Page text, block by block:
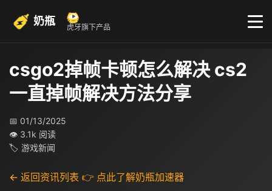
奶瓶 虎牙旗下产品
csgo2掉帧卡顿怎么解决 cs2
一直掉帧解决方法分享
📅 01/13/2025
👁 3.1k 阅读
🏷 游戏新闻
← 返回资讯列表 👉 点此了解奶瓶加速器